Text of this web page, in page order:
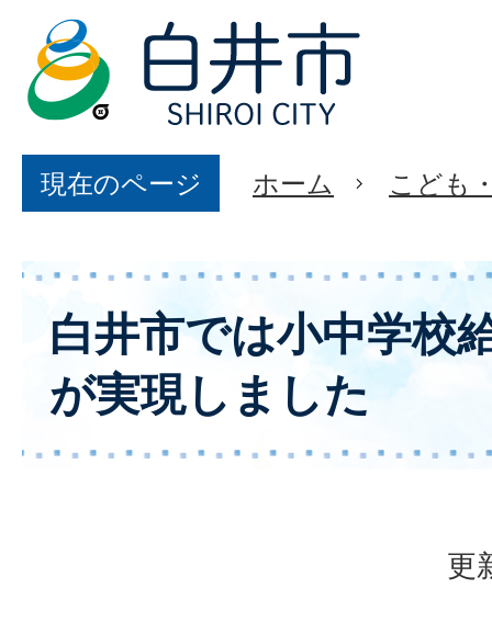
現在のページ ホーム こども
白井市では小中学校
が実現しました
更